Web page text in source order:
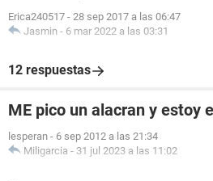
Erica240517 - 28 sep 2017 a las 06:47
Jasmin - 6 mar 2022 a las 03:31
12 respuestas
ME pico un alacran y estoy
lesperan - 6 sep 2012 a las 21:34
Miligarcia - 31 jul 2023 a las 11:02